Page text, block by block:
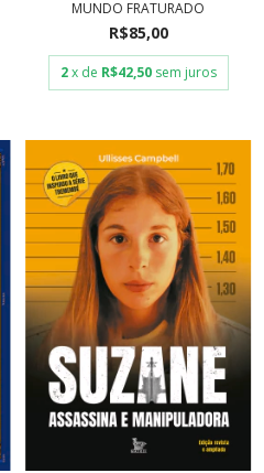
MUNDO FRATURADO
R$85,00
2 x de R$42,50 sem juros